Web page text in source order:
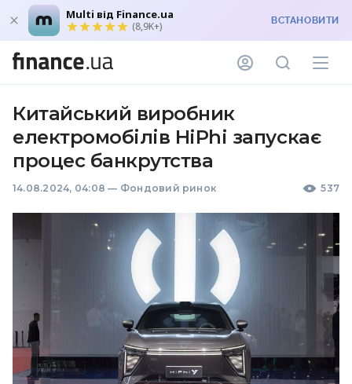
Multi від Finance.ua
(8,9K+) ВСТАНОВИТИ
Китайський виробник
електромобілів HiPhi запускає
процес банкрутства
14.08.2024, 04:08 — Фондовий ринок 537